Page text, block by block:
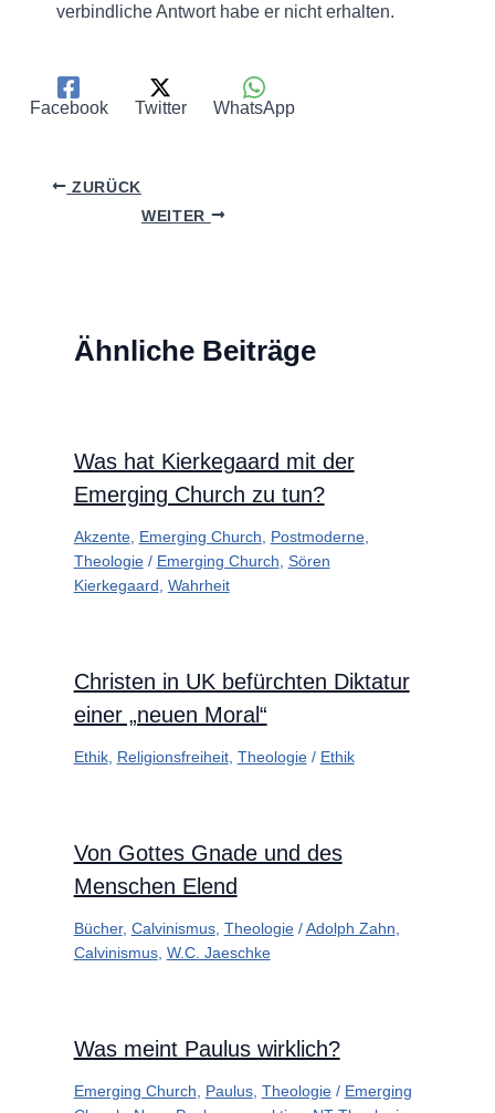
verbindliche Antwort habe er nicht erhalten.
Facebook Twitter WhatsApp
ZURÜCK
WEITER
Ähnliche Beiträge
Was hat Kierkegaard mit der
Emerging Church zu tun?
Akzente, Emerging Church Postmoderne,
Theologie/ Emerging Church Sören
Kierkegaard Wahrheit
Christen in UK befürchten Diktatur
einer „neuen Moral“
Ethik, Religionsfreiheit, Theologie/ Ethik
Von Gottes Gnade und des
Menschen Elend
Bücher, Calvinismus, Theologie/Adolph Zahn
Calvinismus, W.C. Jaeschke
Was meint Paulus wirklich?
Emerging Church Paulus, Theologie/ Emerging